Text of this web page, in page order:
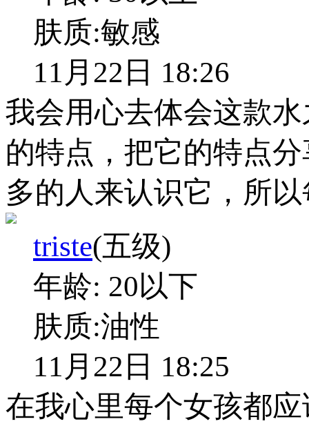
肤质:敏感
11月22日 18:26
我会用心去体会这款
的特点，把它的特点
多的人来认识它，所
triste(五级)
年龄: 20以下
肤质:油性
11月22日 18:25
在我心里每个女孩都